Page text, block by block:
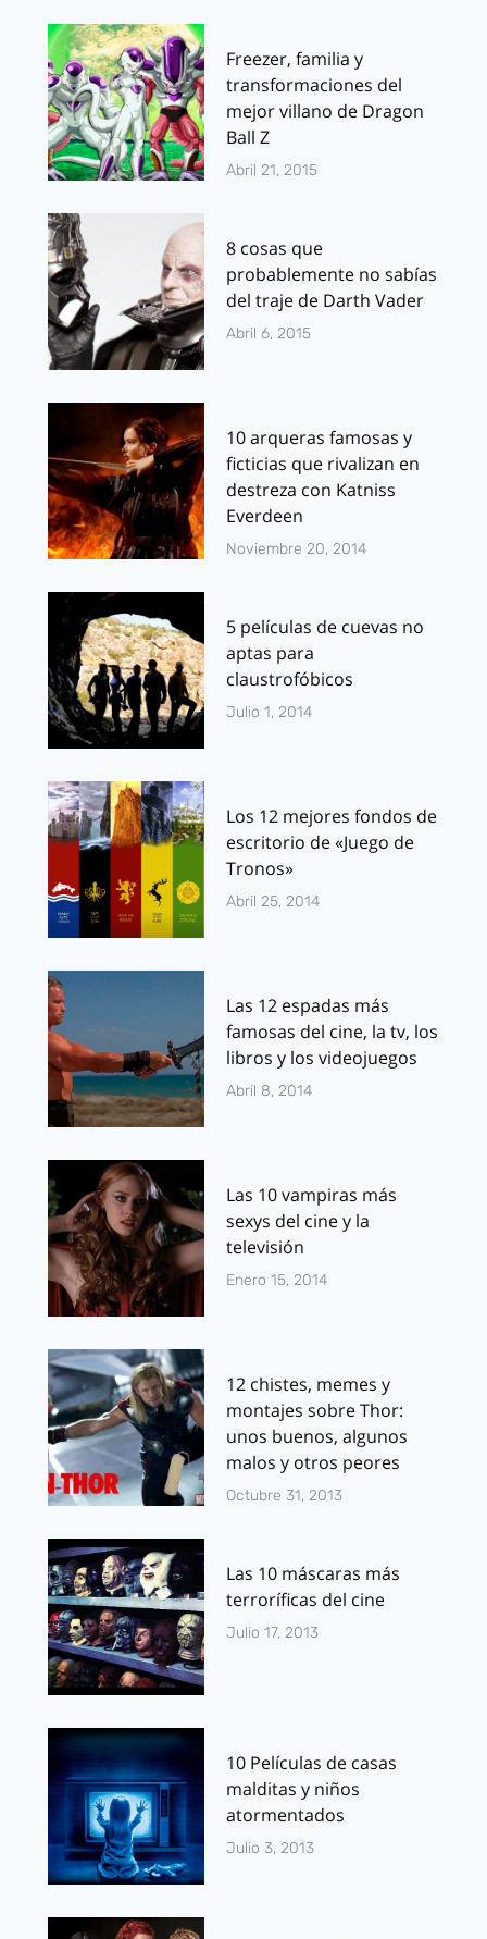
Freezer, familia y
transformaciones del
mejor villano de Dragon
Ball Z
Abril 21, 2015
8 cosas que
probablemente no sabías
del traje de Darth Vader
Abril 6, 2015
10 arqueras famosas y
ficticias que rivalizan en
destreza con Katniss
Everdeen
Noviembre 20, 2014
5 películas de cuevas no
aptas para
claustrofóbicos
Julio 1, 2014
Los 12 mejores fondos de
escritorio de «Juego de
Tronos»
Abril 25, 2014
Las 12 espadas más
famosas del cine, la tv, los
libros y los videojuegos
Abril 8, 2014
Las 10 vampiras más
sexys del cine y la
televisión
Enero 15, 2014
12 chistes, memes y
montajes sobre Thor:
unos buenos, algunos
malos y otros peores
Octubre 31, 2013
Las 10 máscaras más
terroríficas del cine
Julio 17, 2013
10 Películas de casas
malditas y niños
atormentados
Julio 3, 2013